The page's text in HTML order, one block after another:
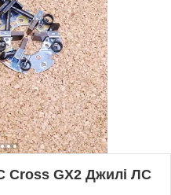
Cross GX2 Джилі ЛС